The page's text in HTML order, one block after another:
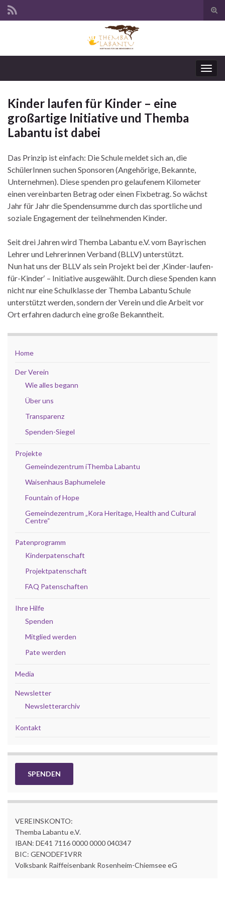
Kinder laufen für Kinder – eine
großartige Initiative und Themba
Labantu ist dabei
Das Prinzip ist einfach: Die Schule meldet sich an, die
SchülerInnen suchen Sponsoren (Angehörige, Bekannte,
Unternehmen). Diese spenden pro gelaufenem Kilometer
einen vereinbarten Betrag oder einen Fixbetrag. So wächst
Jahr für Jahr die Spendensumme durch das sportliche und
soziale Engagement der teilnehmenden Kinder.
Seit drei Jahren wird Themba Labantu e.V. vom Bayrischen
Lehrer und Lehrerinnen Verband (BLLV) unterstützt.
Nun hat uns der BLLV als sein Projekt bei der ‚Kinder-laufen-
für-Kinder‘ – Initiative ausgewählt. Durch diese Spenden kann
nicht nur eine Schulklasse der Themba Labantu Schule
unterstützt werden, sondern der Verein und die Arbeit vor
Ort erfahren dadurch eine große Bekanntheit.
Home
Der Verein
Wie alles begann
Über uns
Transparenz
Spenden-Siegel
Projekte
Gemeindezentrum iThemba Labantu
Waisenhaus Baphumelele
Fountain of Hope
Gemeindezentrum „Kora Heritage, Health and Cultural
Centre“
Patenprogramm
Kinderpatenschaft
Projektpatenschaft
FAQ Patenschaften
Ihre Hilfe
Spenden
Mitglied werden
Pate werden
Media
Newsletter
Newsletterarchiv
Kontakt
SPENDEN
VEREINSKONTO:
Themba Labantu e.V.
IBAN: DE41 7116 0000 0000 040347
BIC: GENODEF1VRR
Volksbank Raiffeisenbank Rosenheim-Chiemsee eG